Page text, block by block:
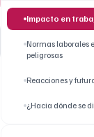
Impacto en
Normas laborales
peligrosas
Reacciones y
¿Hacia dónde se